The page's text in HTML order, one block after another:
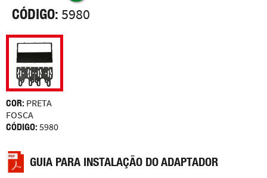
CÓDIGO: 5980
COR: PRETA
FOSCA
CÓDIGO: 5980
GUIA PARA INSTALAÇÃO DO ADAPTADOR